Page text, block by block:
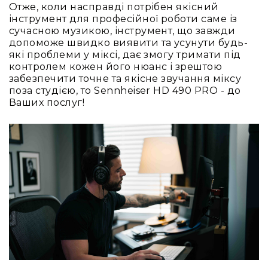
Отже, коли насправді потрібен якісний
інструмент для професійної роботи саме із
сучасною музикою, інструмент, що завжди
допоможе швидко виявити та усунути будь-
які проблеми у міксі, дає змогу тримати під
контролем кожен його нюанс і зрештою
забезпечити точне та якісне звучання міксу
поза студією, то Sennheiser HD 490 PRO - до
Ваших послуг!